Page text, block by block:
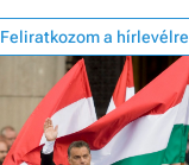
Feliratkozom a hírlevélre